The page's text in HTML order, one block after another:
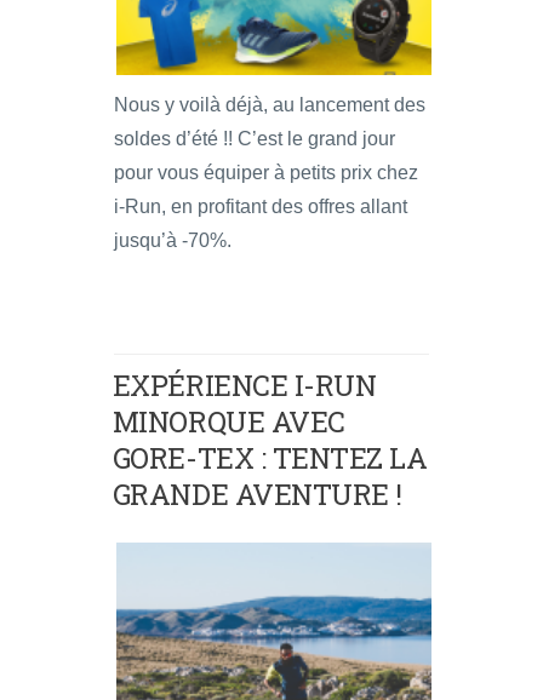
Nous y voilà déjà, au lancement des
soldes d’été !! C’est le grand jour
pour vous équiper à petits prix chez
i-Run, en profitant des offres allant
jusqu’à -70%.
EXPÉRIENCE I-RUN
MINORQUE AVEC
GORE-TEX : TENTEZ LA
GRANDE AVENTURE !